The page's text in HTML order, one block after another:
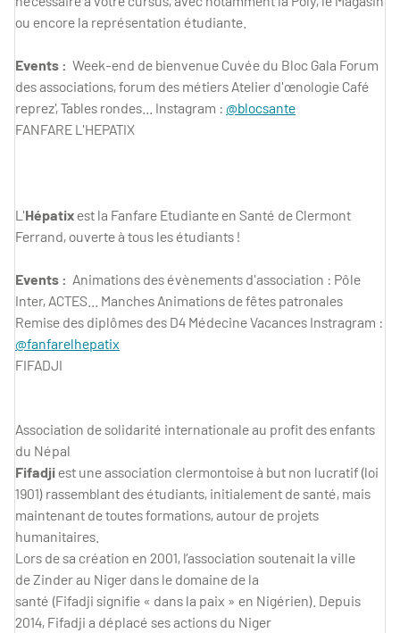
ou encore la représentation étudiante.
Events : Week-end de bienvenue Cuvée du Bloc Gala Forum
des associations, forum des métiers Atelier d'œnologie Café
reprez', Tables rondes... Instagram : @blocsante
FANFARE L'HEPATIX
L'Hépatixest la Fanfare Etudiante en Santé de Clermont
Ferrand, ouverte à tous les étudiants !
Events : Animations des évènements d'association : Pôle
Inter, ACTES... Manches Animations de fêtes patronales
Remise des diplômes des D4 Médecine Vacances Instragram :
@fanfarelhepatix
FIFADJI
Association de solidarité internationale au profit des enfants
du Népal
Fifadjiest une association clermontoise à but non lucratif (loi
1901) rassemblant des étudiants, initialement de santé, mais
maintenant de toutes formations, autour de projets
humanitaires.
Lors de sa création en 2001, l’association soutenait la ville
de Zinder au Niger dans le domaine de la
santé (Fifadji signifie « dans la paix » en Nigérien). Depuis
2014, Fifadji a déplacé ses actions du Niger